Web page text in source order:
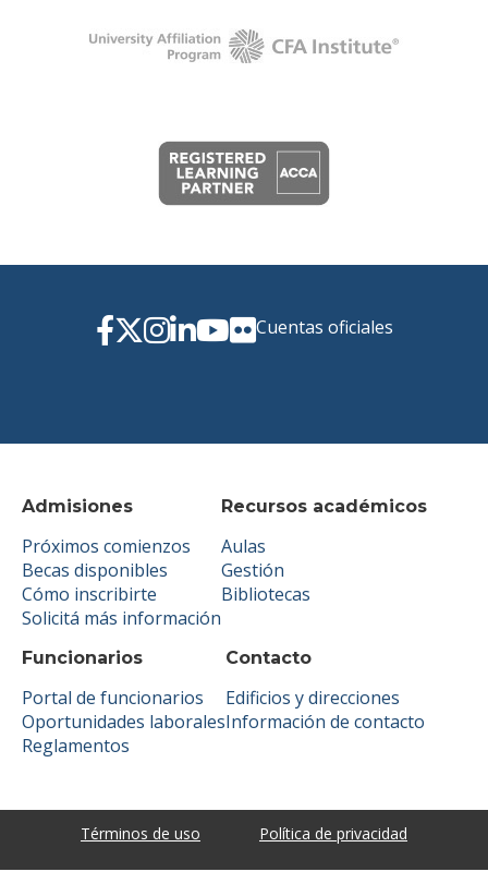
Admisiones
Próximos comienzos
Becas disponibles
Cómo inscribirte
Solicitá más información
Recursos académicos
Aulas
Gestión
Bibliotecas
Funcionarios
Portal de funcionarios
Oportunidades laborales
Reglamentos
Contacto
Edificios y direcciones
Información de contacto
Cuentas oficiales
Términos de uso Política de privacidad